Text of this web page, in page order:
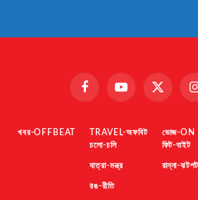
FacebookYouTube X
খবর-OFFBEAT
TRAVEL-অফবিট
চলো-চলি
যাত্রা-মন্ত্র
রঙ-রীতি
ভোজ-ON
ফিট-বাইট
রান্না-ঝটপট